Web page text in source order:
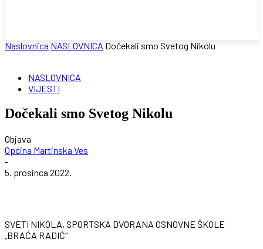
Naslovnica NASLOVNICA Dočekali smo Svetog Nikolu
NASLOVNICA
VIJESTI
Dočekali smo Svetog Nikolu
Objava
Općina Martinska Ves
-
5. prosinca 2022.
SVETI NIKOLA, SPORTSKA DVORANA OSNOVNE ŠKOLE
„BRAĆA RADIĆ“